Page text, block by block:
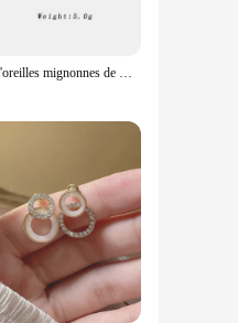
Boucles d'oreilles mignonnes de petite fleur blanche pour des femmes, goujon floral de plante acrylique d'or, fête de mariage, bijoux coréens élégants